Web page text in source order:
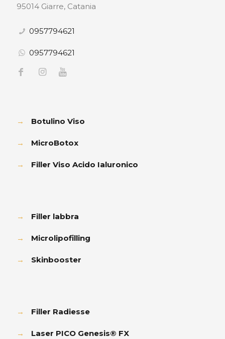
95014 Giarre, Catania
0957794621
0957794621
→ Botulino Viso
→ MicroBotox
→ Filler Viso Acido Ialuronico
→ Filler labbra
→ Microlipofilling
→ Skinbooster
→ Filler Radiesse
→ Laser PICO Genesis® FX